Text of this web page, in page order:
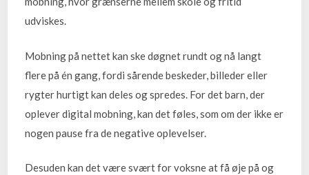
udviskes.
Mobning på nettet kan ske døgnet rundt og nå langt
flere på én gang, fordi sårende beskeder, billeder eller
rygter hurtigt kan deles og spredes. For det barn, der
oplever digital mobning, kan det føles, som om der ikke er
nogen pause fra de negative oplevelser.
Desuden kan det være svært for voksne at få øje på og